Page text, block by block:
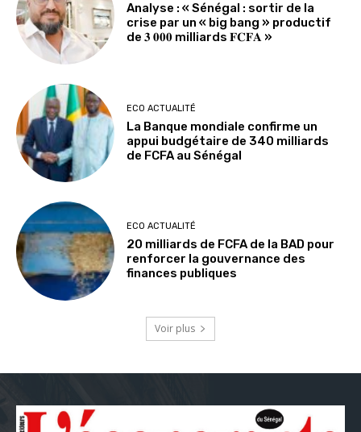
Analyse : « Sénégal : sortir de la
crise par un « big bang » productif
de 𝟑 𝟎𝟎𝟎 milliards 𝐅𝐂𝐅𝐀 »
ECO ACTUALITÉ
La Banque mondiale confirme un
appui budgétaire de 340 milliards
de FCFA au Sénégal
ECO ACTUALITÉ
20 milliards de FCFA de la BAD pour
renforcer la gouvernance des
finances publiques
Voir plus